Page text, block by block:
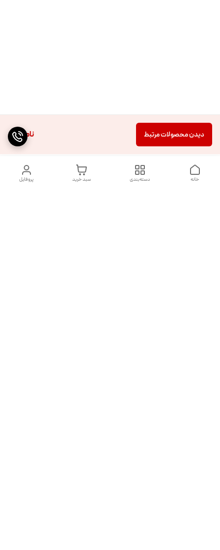
ناموجود دیدن محصولات مرتبط
پروفایل سبد خرید دسته‌بندی خانه